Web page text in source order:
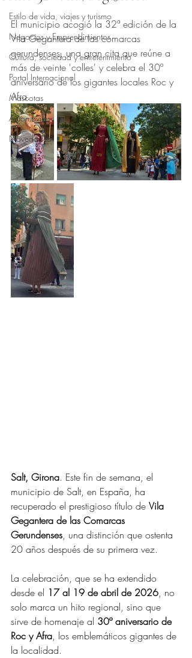
Estilo de vida, viajes y turismo
Negocios y Emprendimientos
Cultura, sociedad y entretenimiento
Portal Internacional
Mascotas
Automóviles
Novedades
Obtuvo NaN de 5 estrellas.
El municipio acogió la 32ª edición de la
Vila Gegantera de las comarcas
gerundenses, una gran cita que reúne a
más de veinte 'colles' y celebra el 30º
aniversario de los gigantes locales Roc y
Afra.
Salt, Girona. Este fin de semana, el
municipio de Salt, en España, ha
recuperado el prestigioso título de Vila
Gegantera de las Comarcas
Gerundenses, una distinción que ostenta
20 años después de su primera vez.
La celebración, que se ha extendido
desde el 17 al 19 de abril de 2026, no
solo marca un hito regional, sino que
sirve de homenaje al 30º aniversario de
Roc y Afra, los emblemáticos gigantes de
la localidad.